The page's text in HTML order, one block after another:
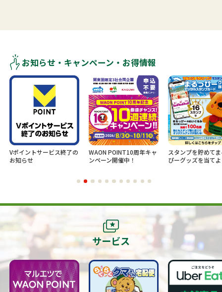
お知らせ・キャンペーン・お得情報
サービス終了の
WAON POINT10周年キャ
ンペーン開催中！
スタンプを貯めてまるっ
ぴーグッズを当てよう！
サービス